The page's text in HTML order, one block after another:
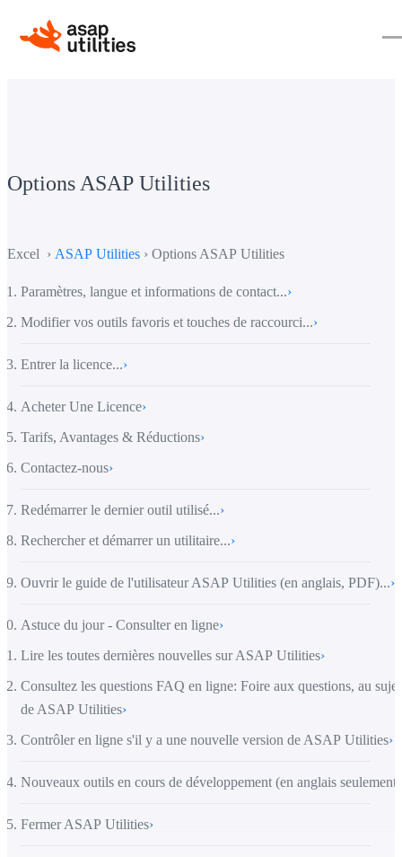
Options ASAP Utilities
Excel › ASAP Utilities › Options ASAP Utilities
Paramètres, langue et informations de contact...›
Modifier vos outils favoris et touches de raccourci...›
Entrer la licence...›
Acheter Une Licence›
Tarifs, Avantages & Réductions›
Contactez-nous›
Redémarrer le dernier outil utilisé...›
Rechercher et démarrer un utilitaire...›
Ouvrir le guide de l'utilisateur ASAP Utilities (en anglais, PDF)...›
Astuce du jour - Consulter en ligne›
Lire les toutes dernières nouvelles sur ASAP Utilities›
Consultez les questions FAQ en ligne: Foire aux questions, au sujet
de ASAP Utilities›
Contrôler en ligne s'il y a une nouvelle version de ASAP Utilities›
Nouveaux outils en cours de développement (en anglais seulement)
Fermer ASAP Utilities›